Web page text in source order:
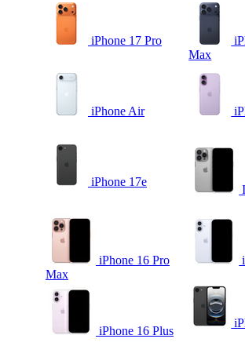
iPhone 17 Pro
Max
iPhone Air
iPhone 17e
iPhone 16 Pro
Max
iPhone 16 Plus